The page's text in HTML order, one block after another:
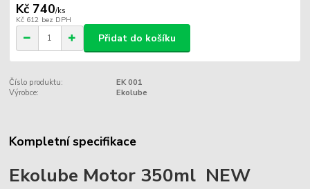
Kč 740/ks
Kč 612 bez DPH
Přidat do košíku
Číslo produktu:
EK 001
Výrobce:
Ekolube
Kompletní specifikace
Ekolube Motor 350ml NEW